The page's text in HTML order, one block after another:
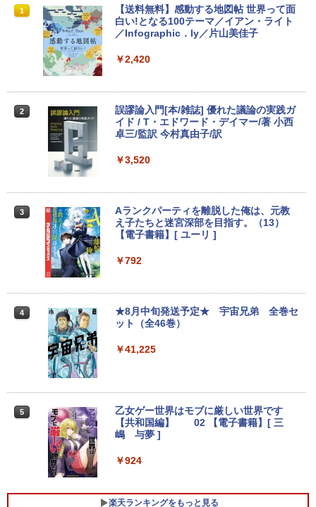
1
中古ノートパソコン 新生活セット 2026
Windows11搭載 Office付き 15.6型 大手
メーカー 第6〜8世代 Core i3/i5 メモリ8
済み テレワーク応援 在宅勤務 学生向け
￥13,900
ノートパソコン windows11 office付き
SD256GB 整備済み品 pc win11 os 中古
パソコン すぐ使える オフィス付きPC 送
料無料
￥22,770
3
ノートパソコン Surface Pro 5 高性能第
7世代Core i5-7300U WEBカメラ内蔵 Wi
ndows 11 Pro MS 0ffice 2024選択可 1
2.3型 2K液晶(2560x1440) Wi-Fi Mini-D
4
MS Office 2024 H&B 搭載｜中古ノート
パソコン Windows11 Office付｜Dynab
ook B55M Core i5 第8世代 8265U メモ
リ 8GB SSD 256GB 15.6型 WEBカメラ
テンキー HDMI 無線 Wi-Fi 整備済み 新品
ゼント
1
【訳あり品】中古パソコン | NEC | Mate
MKM34B-1 | Windows11 | デスクトップ
| 一年保証 | 第7世代 | Core i5 7500 3.4
B | DVD-ROM | 無線LAN:あり | Win11Pr
￥10,000
古デスクトップパソコン 第8世代 Core i5
ion P330 初期設定済 すぐ使える 90日保
証 送料無料
￥12,980
ャンス】GMKtec ミニpc G3S【Intel N9
5 DDR4 8GB 256GB/512GB SSD】 4コ
ア 4スレッド mini pc Windows11 Pro
最大3.4GHz WIFI5 BT5.0 小型 M.2 2242
能 みにpc nucbox 省エネ 小型 コンパク
￥51,505
【中古】HP Pro Mini 400 G9 Core i5-12
500T メモリ16GB SSD256GB Windows
11Pro 省スペース 小型 デスクトップPC
￥49,500
1
【500円クーポン＋ポイント最大31.5%還
元！】モバイルモニター 15.6 インチ FH
D 1920×1080 1080P Fast IPS パネル 非
g スピーカー内蔵 Type-C/HDMI 接続 PS
￥8,490
ル 1280x1024 スクエア HDMI USBハブ
￥8,800
00-8/11 01:59】Xiaomi Monitor A24i 20
万色 300nits ΔE＜1 低ブルーライト 大
画面 TÜV認証 目にやさしい 調整可能な
スタンド VESA
￥12,580
MAXZEN ゲーミングモニター 23.8イン
チ 180Hz FHD (1920×1080) HDMI2.1 D
P1.4 sRGB128％ IPS Adaptive-Sync ブ
ルーライトカット 非光沢 フリッカーフリ
ー ホワイト MGM24CH01-F180 マクス
ゼン
1
【送料無料】感動する地図帖 世界って面
白い!となる100テーマ／イアン・ライト
／Infographic．ly／片山美佳子
￥2,420
2
誤謬論入門[本/雑誌] 優れた議論の実践ガ
イド / T・エドワード・デイマー/著 小西
卓三/監訳 今村真由子/訳
￥3,520
3
Aランクパーティを離脱した俺は、元教
え子たちと迷宮深部を目指す。（13）
【電子書籍】[ ユーリ ]
￥792
4
★8月中旬発送予定★ 宇宙兄弟 全巻セ
ット（全46巻）
￥41,225
5
乙女ゲー世界はモブに厳しい世界です
【共和国編】 02 【電子書籍】[ 三
嶋 与夢 ]
￥924
楽天ランキングをもっと見る